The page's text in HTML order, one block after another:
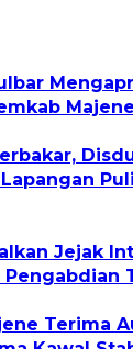
Majene
Jejak
Pengabdian
Terima